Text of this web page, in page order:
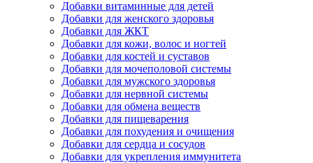
Добавки витаминные для детей
Добавки для женского здоровья
Добавки для ЖКТ
Добавки для кожи, волос и ногтей
Добавки для костей и суставов
Добавки для мочеполовой системы
Добавки для мужского здоровья
Добавки для нервной системы
Добавки для обмена веществ
Добавки для пищеварения
Добавки для похудения и очищения
Добавки для сердца и сосудов
Добавки для укрепления иммунитета